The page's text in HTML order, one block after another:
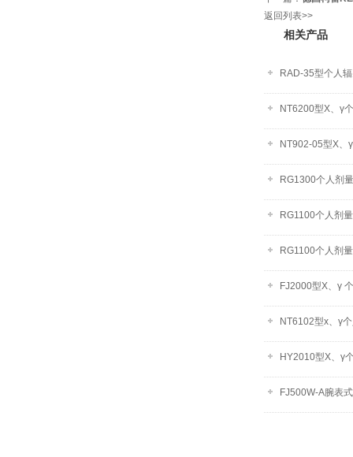
返回列表>>
相关产品
RAD-35型个人
NT6200型X、γ
NT902-05型X、
RG1300个人剂
RG1100个人剂
RG1100个人剂
FJ2000型X、γ
NT6102型x、γ
HY2010型X、γ
FJ500W-A腕表